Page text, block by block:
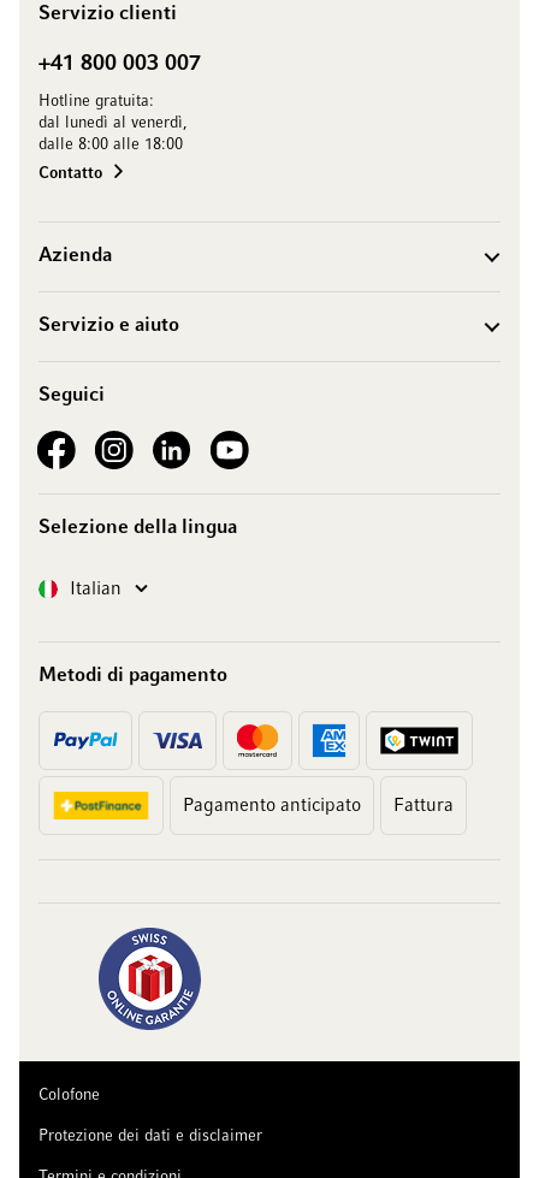
Servizio clienti
+41 800 003 007
Hotline gratuita:
dal lunedì al venerdì,
dalle 8:00 alle 18:00
Contatto
Azienda
Servizio e aiuto
Seguici
See our FacebookSee our Instagram account
See our LinkedInSee our YouTube channel
Selezione della lingua
Lingua Italian
Metodi di pagamento
Pagamento anticipato Fattura
Colofone
Protezione dei dati e disclaimer